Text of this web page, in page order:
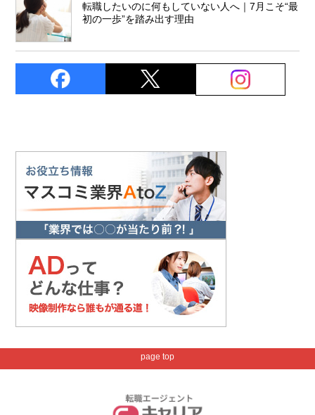
転職したいのに何もしていない人へ｜7月こそ“最
初の一歩”を踏み出す理由
page top